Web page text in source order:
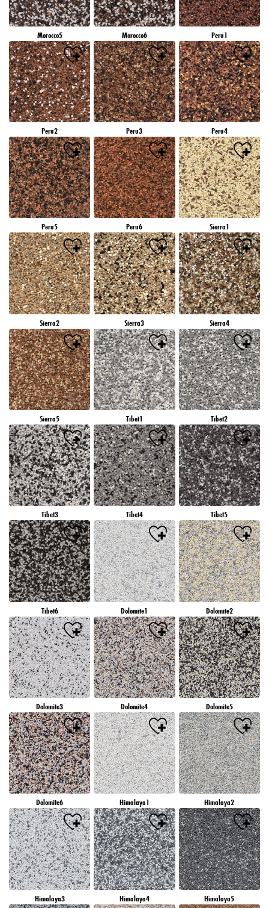
Morocco5 Morocco6 Peru1
Peru2 Peru3 Peru4
Peru5 Peru6 Sierra1
Sierra2 Sierra3 Sierra4
Sierra5 Tibet1 Tibet2
Tibet3 Tibet4 Tibet5
Tibet6 Dolomite1 Dolomite2
Dolomite3 Dolomite4 Dolomite5
Dolomite6 Himalaya1 Himalaya2
Himalaya3 Himalaya4 Himalaya5